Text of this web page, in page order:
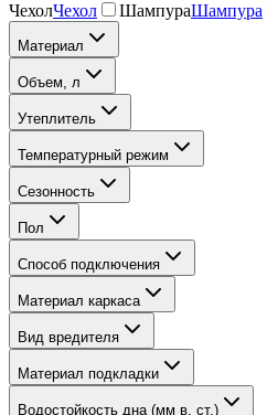
ЧехолЧехол ШампураШампура
Материал
Объем, л
Утеплитель
Температурный режим
Сезонность
Пол
Способ подключения
Материал каркаса
Вид вредителя
Материал подкладки
Водостойкость дна (мм в. ст.)